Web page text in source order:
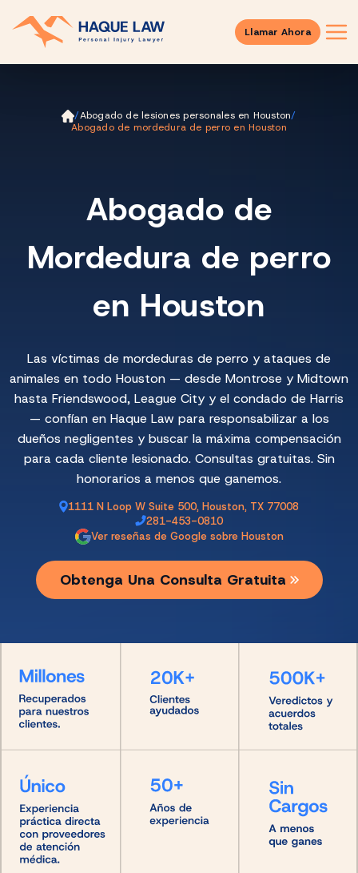
Llamar Ahora
Ini
ci
/Abogado de lesiones personales en Houston/
Abogado de mordedura de perro en Houston
Abogado de
Mordedura de perro
en Houston
Las víctimas de mordeduras de perro y ataques de
animales en todo Houston — desde Montrose y Midtown
hasta Friendswood, League City y el condado de Harris
— confían en Haque Law para responsabilizar a los
dueños negligentes y buscar la máxima compensación
para cada cliente lesionado. Consultas gratuitas. Sin
honorarios a menos que ganemos.
1111 N Loop W Suite 500, Houston, TX 77008
281-453-0810
Ver reseñas de Google sobre Houston
Obtenga Una Consulta Gratuita